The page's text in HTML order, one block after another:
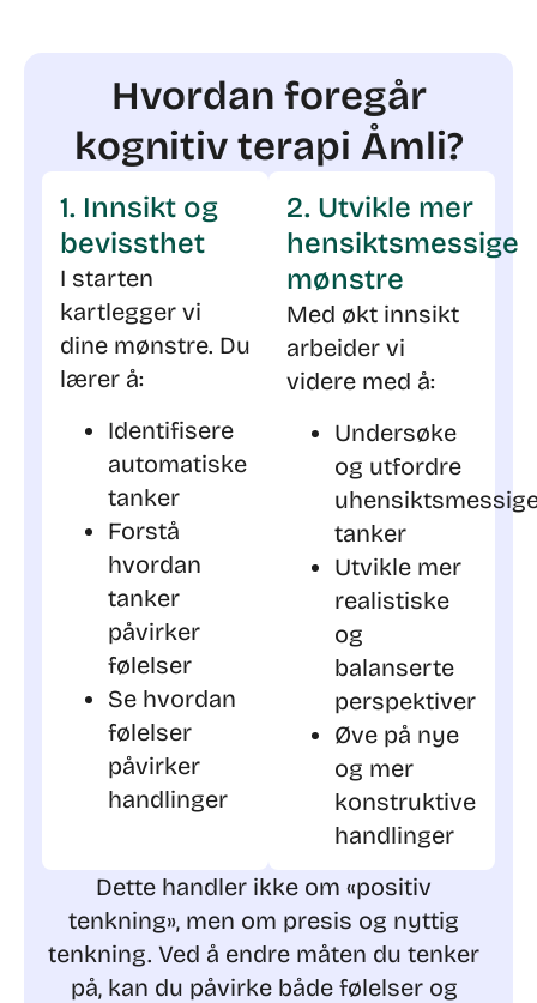
Hvordan foregår
kognitiv terapi Åmli?
1. Innsikt og
bevissthet
I starten
kartlegger vi
dine mønstre. Du
lærer å:
Identifisere
automatiske
tanker
Forstå
hvordan
tanker
påvirker
følelser
Se hvordan
følelser
påvirker
handlinger
2. Utvikle mer
hensiktsmessige
mønstre
Med økt innsikt
arbeider vi
videre med å:
Undersøke
og utfordre
tanker
Utvikle mer
realistiske
og
balanserte
perspektiver
Øve på nye
og mer
konstruktive
handlinger
Dette handler ikke om «positiv
tenkning», men om presis og nyttig
tenkning.Ved å endre måten du tenker
på, kan du påvirke både følelser og